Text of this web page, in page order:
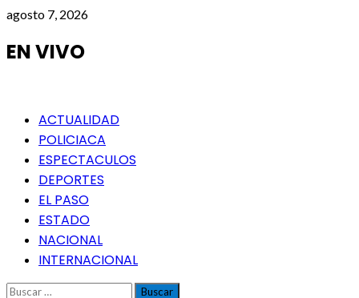
Saltar
contenido
agosto 7, 2026
EN VIVO
Menú
principal
ACTUALIDAD
POLICIACA
ESPECTACULOS
DEPORTES
EL PASO
ESTADO
NACIONAL
INTERNACIONAL
Buscar: